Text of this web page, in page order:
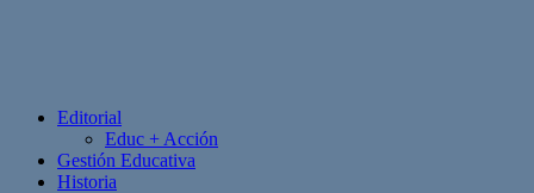
Editorial
Educ + Acción
Gestión Educativa
Historia